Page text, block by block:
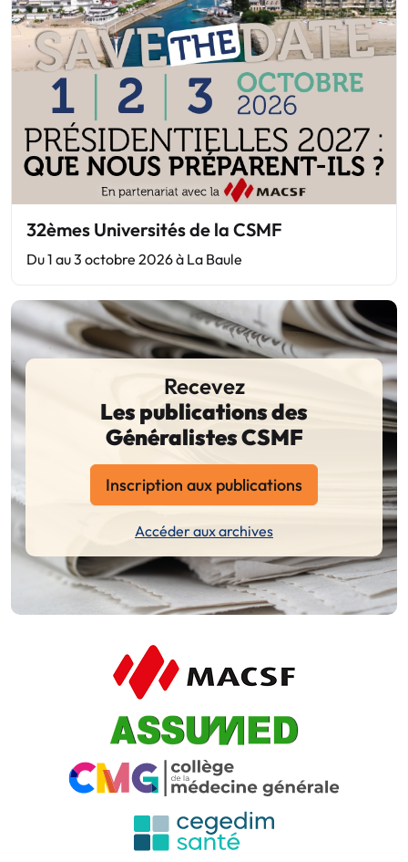
32èmes Universités de la CSMF
Du 1 au 3 octobre 2026 à La Baule
Recevez
Les publications des
Généralistes CSMF
Inscription aux publications
Accéder aux archives